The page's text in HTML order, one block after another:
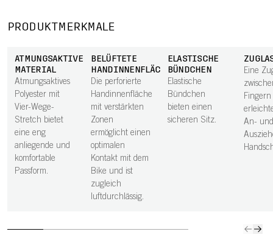
PRODUKTMERKMALE
ATMUNGSAKTIVES
MATERIAL
Atmungsaktives
Polyester mit
Vier-Wege-
Stretch bietet
eine eng
anliegende und
komfortable
Passform.
BELÜFTETE
HANDINNENFLÄCHE
Die perforierte
Handinnenfläche
mit verstärkten
Zonen
ermöglicht einen
optimalen
Kontakt mit dem
Bike und ist
zugleich
luftdurchlässig.
ELASTISCHE
BÜNDCHEN
Elastische
Bündchen
bieten einen
sicheren Sitz.
Eine
Fingern
An- und